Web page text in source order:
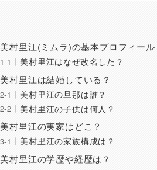
美村里江(ミムラ)の基本プロフィール
美村里江はなぜ改名した？
美村里江は結婚している？
美村里江の旦那は誰？
美村里江の子供は何人？
美村里江の実家はどこ？
美村里江の家族構成は？
美村里江の学歴や経歴は？